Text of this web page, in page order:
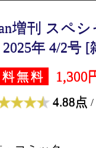
増刊 スペ
2025年 4/2号 [
無料 1,300
4.88点 /